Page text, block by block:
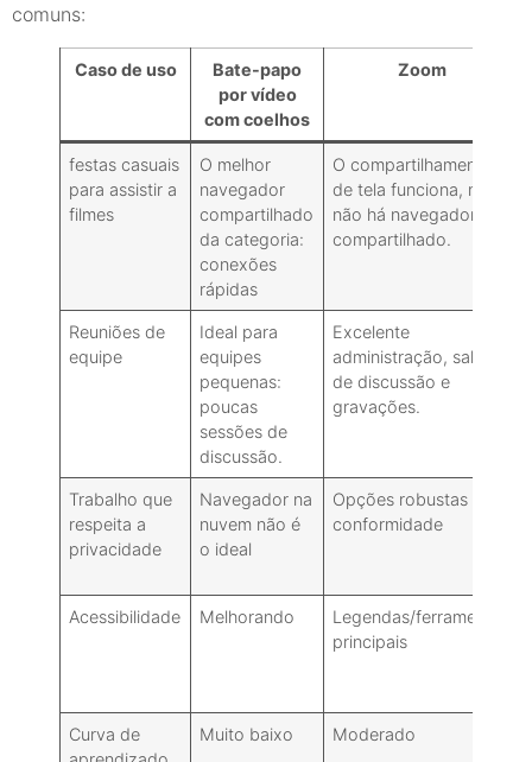
comuns:
Caso de uso
Bate-papo
por vídeo
com coelhos
Zoom
festas casuais
para assistir a
filmes
O melhor
navegador
compartilhado
da categoria:
conexões
rápidas
O compartilhamento
de tela funciona, mas
não há navegador
compartilhado.
Reuniões de
equipe
Ideal para
equipes
pequenas:
poucas
sessões de
discussão.
Excelente
administração, salas
de discussão e
gravações.
Trabalho que
respeita a
privacidade
Navegador na
nuvem não é
o ideal
Opções robustas de
conformidade
Acessibilidade Melhorando
Legendas/ferramentas
principais
Curva de
Muito baixo Moderado